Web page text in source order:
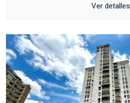
Ver detalles